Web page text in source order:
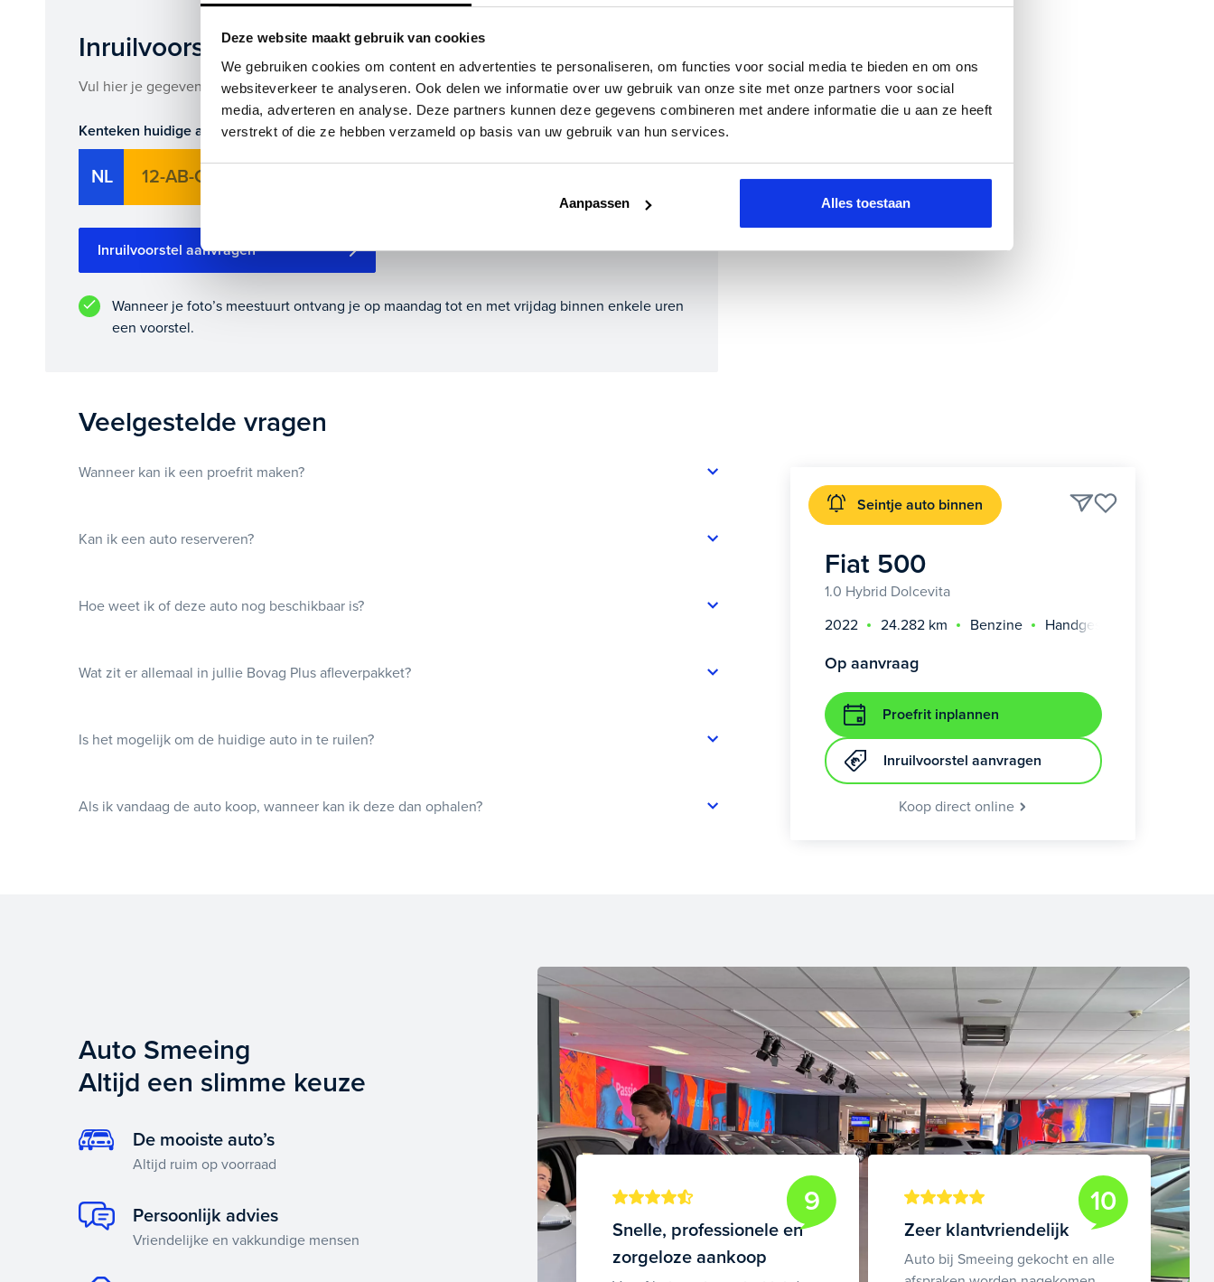
Deze website maakt gebruik van cookies
We gebruiken cookies om content en advertenties te personaliseren, om functies voor social media te bieden en om ons
websiteverkeer te analyseren. Ook delen we informatie over uw gebruik van onze site met onze partners voor social
media, adverteren en analyse. Deze partners kunnen deze gegevens combineren met andere informatie die u aan ze heeft
verstrekt of die ze hebben verzameld op basis van uw gebruik van hun services.
Aanpassen Alles toestaan
Seintje auto binnen
Fiat 500
1.0 Hybrid Dolcevita
2022
24.282 km Benzine Handgeschakeld
Op aanvraag
Proefrit inplannen
Inruilvoorstel aanvragen
Koop direct online
Je koopt hem voor € 0,- maar je kan deze Fiat 500 ook bij ons financieren of leasen.
Maak snel een afspraak in de showroom of bestel hem direct online.
Inruilvoorstel op deze auto?
Vul hier je gegevens in en vergeet niet foto's van je inruilauto mee te sturen.
Kenteken huidige auto
NL
Kilometerstand (bij benadering)
Inruilvoorstel aanvragen
Wanneer je foto’s meestuurt ontvang je op maandag tot en met vrijdag binnen enkele uren
een voorstel.
Veelgestelde vragen
Wanneer kan ik een proefrit maken?
Kan ik een auto reserveren?
Hoe weet ik of deze auto nog beschikbaar is?
Wat zit er allemaal in jullie Bovag Plus afleverpakket?
Is het mogelijk om de huidige auto in te ruilen?
Als ik vandaag de auto koop, wanneer kan ik deze dan ophalen?
Auto Smeeing
Altijd een slimme keuze
De mooiste auto’s
Altijd ruim op voorraad
Persoonlijk advies
Vriendelijke en vakkundige mensen
9
Snelle, professionele en
zorgeloze aankoop
10
Zeer klantvriendelijk
Auto bij Smeeing gekocht en alle